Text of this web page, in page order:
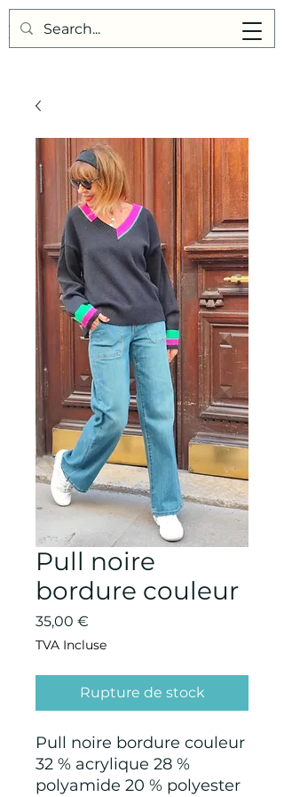
Points de Suture
Pull noire
bordure couleur
35,00 €
TVA Incluse
Rupture de stock
Pull noire bordure couleur
32 % acrylique 28 %
polyamide 20 % polyester